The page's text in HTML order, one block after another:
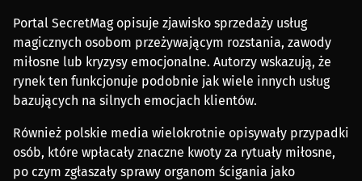
Portal SecretMag opisuje zjawisko sprzedaży usług
magicznych osobom przeżywającym rozstania, zawody
miłosne lub kryzysy emocjonalne. Autorzy wskazują, że
rynek ten funkcjonuje podobnie jak wiele innych usług
bazujących na silnych emocjach klientów.
Również polskie media wielokrotnie opisywały przypadki
osób, które wpłacały znaczne kwoty za rytuały miłosne,
po czym zgłaszały sprawy organom ścigania jako